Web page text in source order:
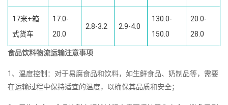
17米+箱
式货车
17.0-
20.0
2.8-3.2 2.9-4.0
130.0-
150.0
20.0-
28.0
食品饮料物流运输注意事项
1、温度控制：对于易腐食品和饮料，如生鲜食品、奶制品等，需要
在运输过程中保持适宜的温度，以确保其品质和安全；